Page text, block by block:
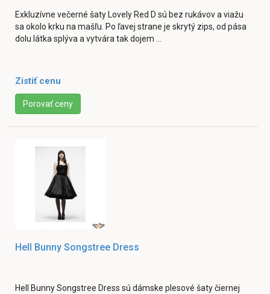
Exkluzívne večerné šaty Lovely Red D sú bez rukávov a viažu
sa okolo krku na mašľu. Po ľavej strane je skrytý zips, od pása
dolu látka splýva a vytvára tak dojem ...
Zistiť cenu
Porovať ceny
Hell Bunny Songstree Dress
Hell Bunny Songstree Dress sú dámske plesové šaty čiernej